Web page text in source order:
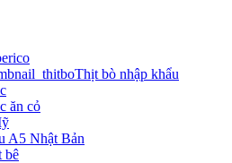
Thịt bò nhập khẩu
ăn cỏ
A5 Nhật Bản
bê